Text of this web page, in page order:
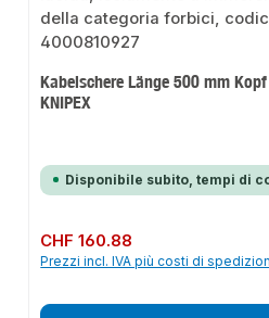
Kabelschere Länge 500 mm
KNIPEX
Disponibile subito, tempi di
Prezzo normale:
CHF 160.88
Prezzi incl. IVA più costi di